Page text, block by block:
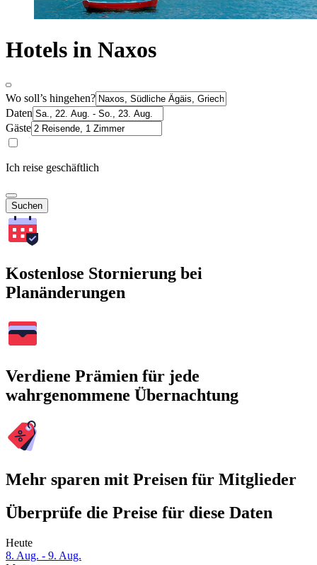
Hotels in Naxos
Wo soll’s hingehen?
Daten
Gäste
Ich reise geschäftlich
Suchen
Kostenlose Stornierung bei
Planänderungen
Verdiene Prämien für jede
wahrgenommene Übernachtung
Mehr sparen mit Preisen für Mitglieder
Überprüfe die Preise für diese Daten
Heute
8. Aug. - 9. Aug.